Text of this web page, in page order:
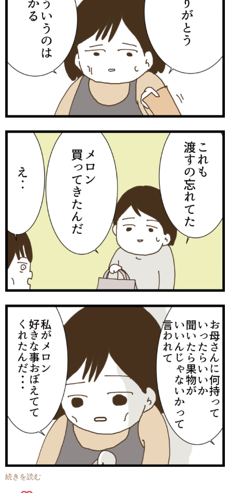
続きを読む